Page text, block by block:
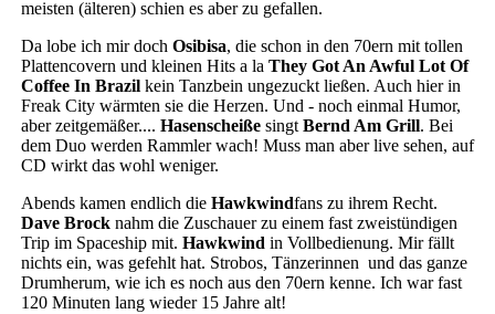
meisten (älteren) schien es aber zu gefallen.
Da lobe ich mir doch Osibisa, die schon in den 70ern mit tollen
Plattencovern und kleinen Hits a la They Got An Awful Lot Of
Coffee In Brazil kein Tanzbein ungezuckt ließen. Auch hier in
Freak City wärmten sie die Herzen. Und - noch einmal Humor,
aber zeitgemäßer.... Hasenscheißesingt Bernd Am Grill. Bei
dem Duo werden Rammler wach! Muss man aber live sehen, auf
CD wirkt das wohl weniger.
Abends kamen endlich die Hawkwindfans zu ihrem Recht.
Dave Brocknahm die Zuschauer zu einem fast zweistündigen
Trip im Spaceship mit. Hawkwind in Vollbedienung. Mir fällt
nichts ein, was gefehlt hat. Strobos, Tänzerinnen und das ganze
Drumherum, wie ich es noch aus den 70ern kenne. Ich war fast
120 Minuten lang wieder 15 Jahre alt!